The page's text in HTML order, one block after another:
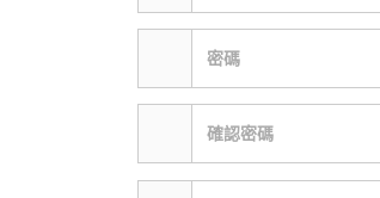
密碼
確認密碼